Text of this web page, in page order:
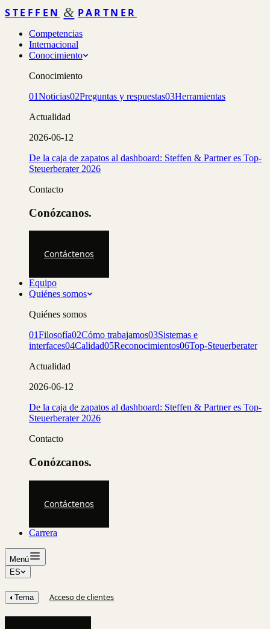
STEFFEN & PARTNER
Competencias
Internacional
Conocimiento
Conocimiento
01Noticias02Preguntas y respuestas03Herramientas
Actualidad
2026-06-12
De la caja de zapatos al dashboard: Steffen & Partner es Top-
Steuerberater 2026
Contacto
Conózcanos.
Contáctenos
Equipo
Quiénes somos
Quiénes somos
01Filosofía02Cómo trabajamos03Sistemas e
interfaces04Calidad05Reconocimientos06Top-Steuerberater
Actualidad
2026-06-12
De la caja de zapatos al dashboard: Steffen & Partner es Top-
Steuerberater 2026
Contacto
Conózcanos.
Contáctenos
Carrera
Menú
ES
◐ Tema Acceso de clientes